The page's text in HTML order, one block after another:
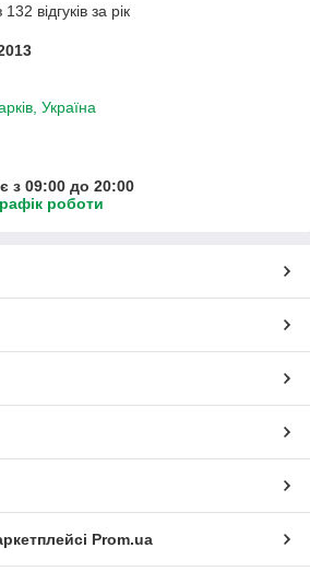
відгуків за рік
Україна
з 09:00 до 20:00
роботи
Prom.ua